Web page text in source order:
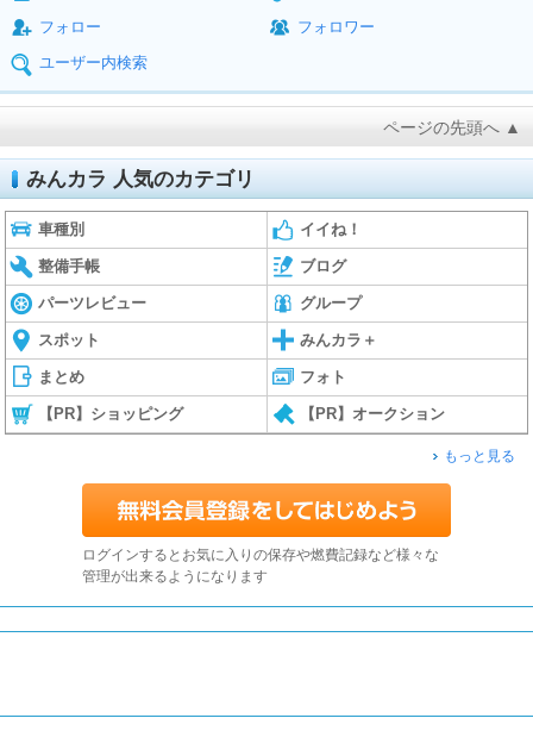
フォロー
フォロワー
ユーザー内検索
ページの先頭へ ▲
みんカラ 人気のカテゴリ
車種別 イイね！
整備手帳 ブログ
パーツレビュー グループ
スポット みんカラ＋
まとめ フォト
【PR】ショッピング 【PR】オークション
もっと見る
ログインするとお気に入りの保存や燃費記録など様々な
管理が出来るようになります